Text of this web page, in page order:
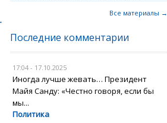
Все материалы →
Последние комментарии
17:04 - 17.10.2025
Иногда лучше жевать… Президент
Майя Санду: «Честно говоря, если бы
мы...
Политика